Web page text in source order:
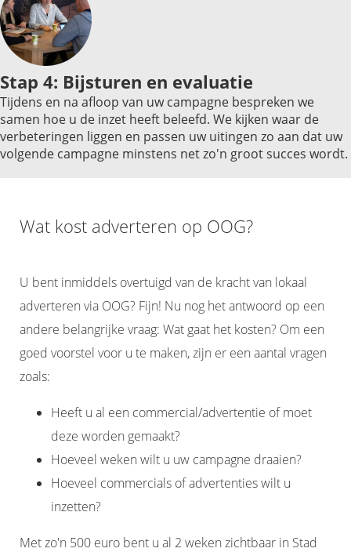
Stap 4: Bijsturen en evaluatie
Tijdens en na afloop van uw campagne bespreken we
samen hoe u de inzet heeft beleefd. We kijken waar de
verbeteringen liggen en passen uw uitingen zo aan dat uw
volgende campagne minstens net zo'n groot succes wordt.
Wat kost adverteren op OOG?
U bent inmiddels overtuigd van de kracht van lokaal
adverteren via OOG? Fijn! Nu nog het antwoord op een
andere belangrijke vraag: Wat gaat het kosten? Om een
goed voorstel voor u te maken, zijn er een aantal vragen
zoals:
Heeft u al een commercial/advertentie of moet
deze worden gemaakt?
Hoeveel weken wilt u uw campagne draaien?
Hoeveel commercials of advertenties wilt u
inzetten?
Met zo'n 500 euro bent u al 2 weken zichtbaar in Stad